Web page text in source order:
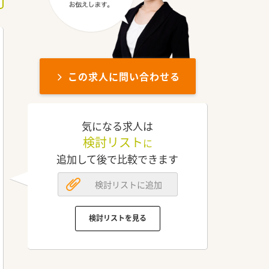
この求人に問い合わせる
気になる求人は
検討リスト に
追加して後で比較できます
検討リストに追加
検討リストを見る